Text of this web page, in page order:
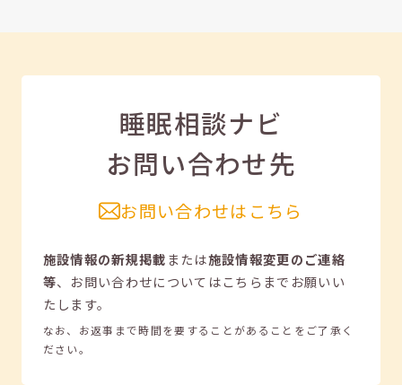
睡眠相談ナビ
お問い合わせ先
お問い合わせはこちら
施設情報の新規掲載または施設情報変更のご連絡
等、 お問い合わせについてはこちらまでお願いい
たします。
なお、お返事まで時間を要することがあることをご了承く
ださい。